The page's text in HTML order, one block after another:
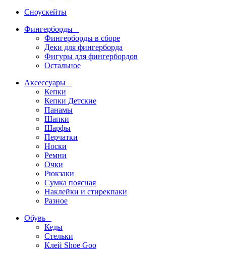
Сноускейты
Фингерборды
Фингерборды в сборе
Деки для фингерборда
Фигуры для фингербордов
Остальное
Аксессуары
Кепки
Кепки Детские
Панамы
Шапки
Шарфы
Перчатки
Носки
Ремни
Очки
Рюкзаки
Сумка поясная
Наклейки и стирекпаки
Разное
Обувь
Кеды
Стельки
Клей Shoe Goo